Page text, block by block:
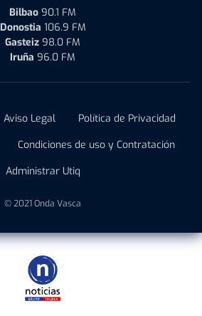
Bilbao 90.1 FM
Donostia 106.9 FM
Gasteiz 98.0 FM
Iruña 96.0 FM
Aviso Legal
Política de Privacidad
Condiciones de uso y Contratación
Administrar Utiq
© 2021 Onda Vasca